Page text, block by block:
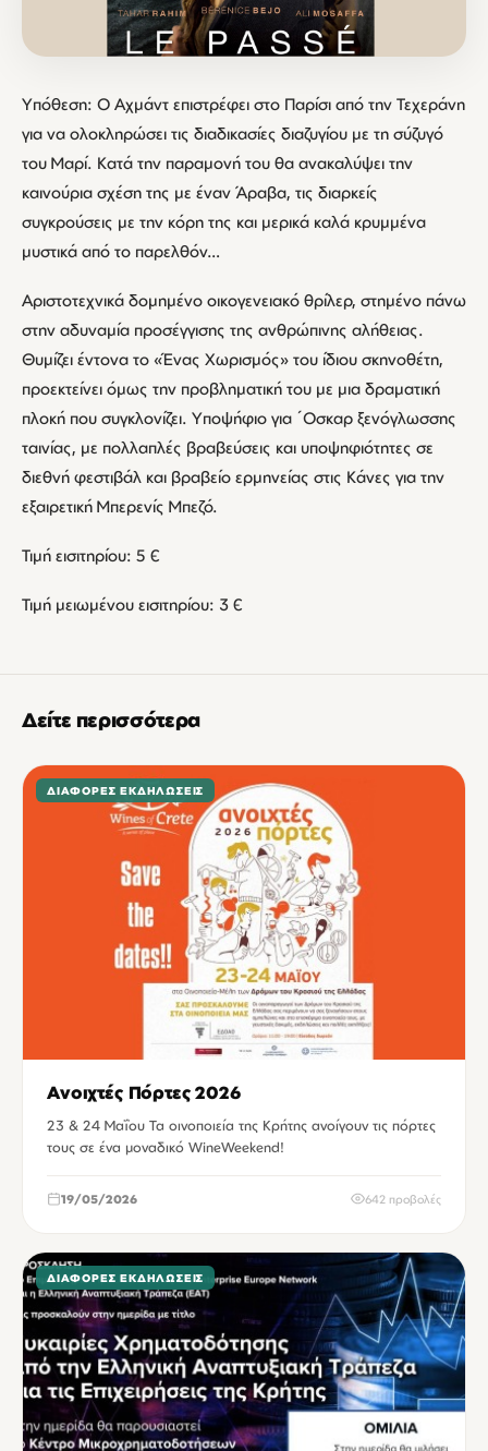
Yπόθεση: Ο Αχμάντ επιστρέφει στο Παρίσι από την Τεχεράνη
για να ολοκληρώσει τις διαδικασίες διαζυγίου με τη σύζυγό
του Μαρί. Κατά την παραμονή του θα ανακαλύψει την
καινούρια σχέση της με έναν Άραβα, τις διαρκείς
συγκρούσεις με την κόρη της και μερικά καλά κρυμμένα
μυστικά από το παρελθόν…
Αριστοτεχνικά δομημένο οικογενειακό θρίλερ, στημένο πάνω
στην αδυναμία προσέγγισης της ανθρώπινης αλήθειας.
Θυμίζει έντονα το «Ένας Χωρισμός» του ίδιου σκηνοθέτη,
προεκτείνει όμως την προβληματική του με μια δραματική
πλοκή που συγκλονίζει. Υποψήφιο για ΄Οσκαρ ξενόγλωσσης
ταινίας, με πολλαπλές βραβεύσεις και υποψηφιότητες σε
διεθνή φεστιβάλ και βραβείο ερμηνείας στις Κάνες για την
εξαιρετική Μπερενίς Μπεζό.
Τιμή εισιτηρίου: 5 €
Τιμή μειωμένου εισιτηρίου: 3 €
Δείτε περισσότερα
ΔΙΆΦΟΡΕΣ ΕΚΔΗΛΏΣΕΙΣ
Ανοιχτές Πόρτες 2026
23 & 24 Μαΐου Τα οινοποιεία της Κρήτης ανοίγουν τις πόρτες
τους σε ένα μοναδικό WineWeekend!
19/05/2026 642 προβολές
ΔΙΆΦΟΡΕΣ ΕΚΔΗΛΏΣΕΙΣ